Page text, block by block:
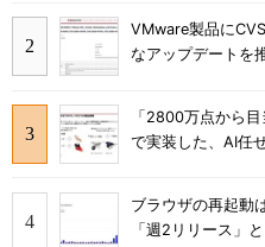
VMware製品に
なアップデートを
「2800万点から
で実装した、AI任
ブラウザの再起動
「週2リリース」